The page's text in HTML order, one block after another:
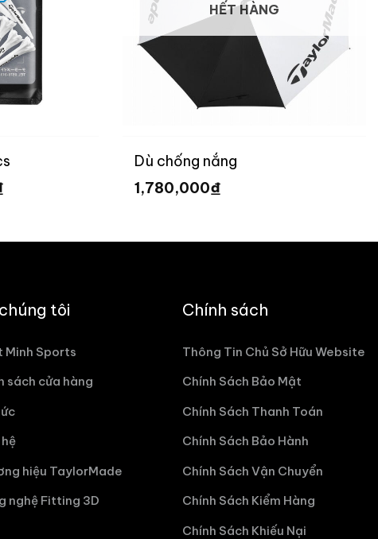
103,125 ₫.
HẾT HÀNG
Dù chống nắng
1,780,000₫
tôi
Minh Sports
sách cửa hàng
hiệu TaylorMade
nghệ Fitting 3D
Chính sách
Thông Tin Chủ Sở Hữu Website
Chính Sách Bảo Mật
Chính Sách Thanh Toán
Chính Sách Bảo Hành
Chính Sách Vận Chuyển
Chính Sách Kiểm Hàng
Chính Sách Khiếu Nại